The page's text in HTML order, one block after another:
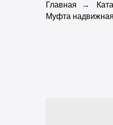
Главная →
Муфта